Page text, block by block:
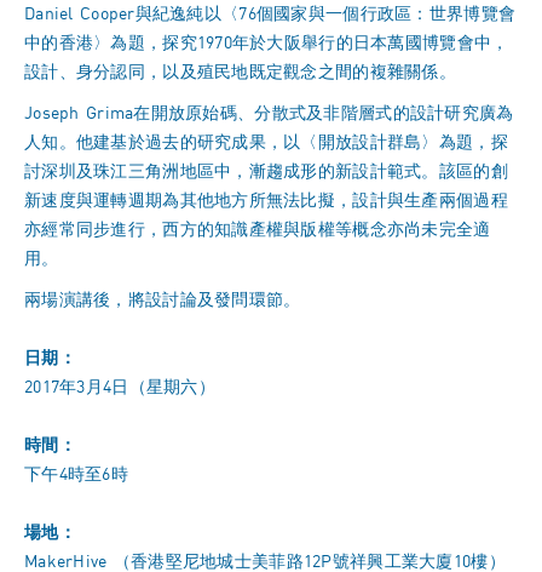
Daniel Cooper與紀逸純以〈76個國家與一個行政區：世界博覽會
中的香港〉為題，探究1970年於大阪舉行的日本萬國博覽會中，
設計、身分認同，以及殖民地既定觀念之間的複雜關係。
Joseph Grima在開放原始碼、分散式及非階層式的設計研究廣為
人知。他建基於過去的研究成果，以〈開放設計群島〉為題，探
討深圳及珠江三角洲地區中，漸趨成形的新設計範式。該區的創
新速度與運轉週期為其他地方所無法比擬，設計與生產兩個過程
亦經常同步進行，西方的知識產權與版權等概念亦尚未完全適
用。
兩場演講後，將設討論及發問環節。
日期：
2017年3月4日（星期六）
時間：
下午4時至6時
場地：
MakerHive （香港堅尼地城士美菲路12P號祥興工業大廈10樓）